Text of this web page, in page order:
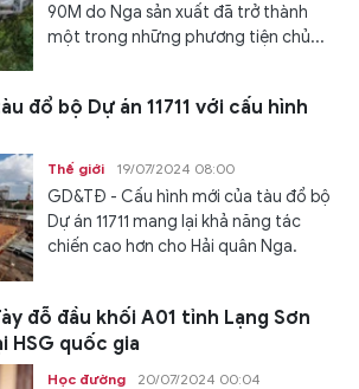
90M do Nga sản xuất đã trở thành
một trong những phương tiện chủ...
đổ bộ Dự án 11711 với cấu hình
Thế giới 19/07/2024 08:00
GD&TĐ - Cấu hình mới của tàu đổ bộ
Dự án 11711 mang lại khả năng tác
chiến cao hơn cho Hải quân Nga.
đỗ đầu khối A01 tỉnh Lạng Sơn
HSG quốc gia
Học đường 20/07/2024 00:04